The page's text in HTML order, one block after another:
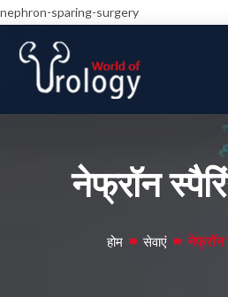
nephron-sparing-surgery
नेफ्रॉन
होम सेवाएं नेफ्रॉन